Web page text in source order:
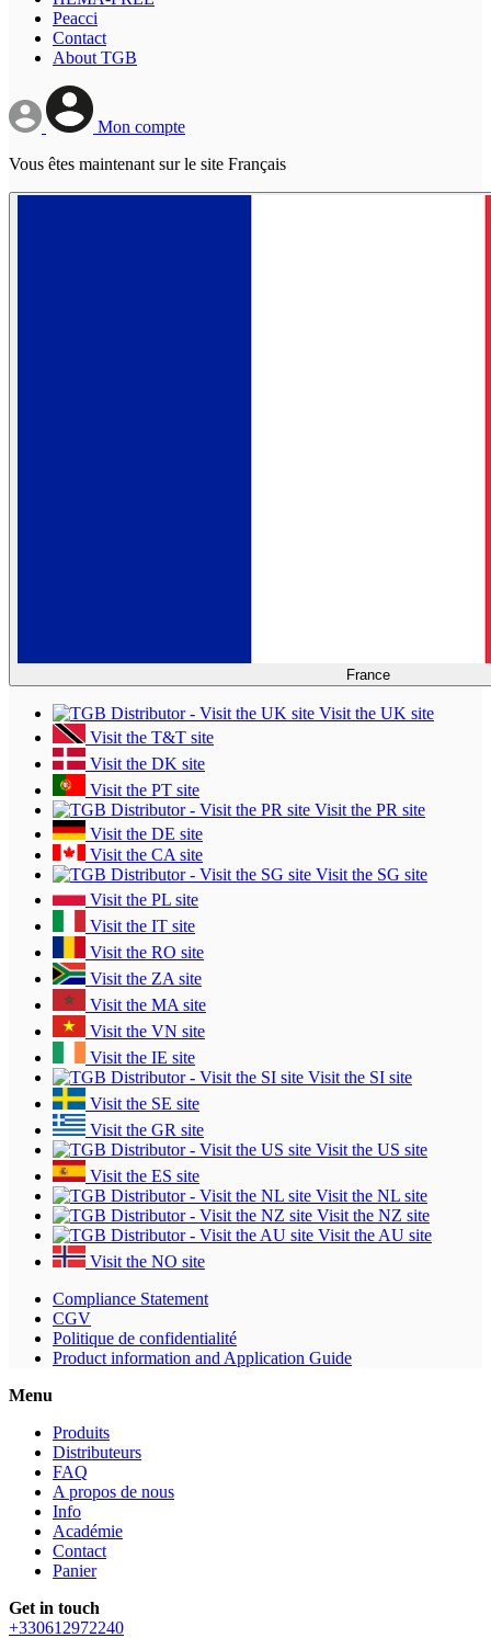
Peacci
Contact
About TGB
Mon compte
Vous êtes maintenant sur le site Français
France
Visit the UK site
Visit the T&T site
Visit the DK site
Visit the PT site
Visit the PR site
Visit the DE site
Visit the CA site
Visit the SG site
Visit the PL site
Visit the IT site
Visit the RO site
Visit the ZA site
Visit the MA site
Visit the VN site
Visit the IE site
Visit the SI site
Visit the SE site
Visit the GR site
Visit the US site
Visit the ES site
Visit the NL site
Visit the NZ site
Visit the AU site
Visit the NO site
Compliance Statement
CGV
Politique de confidentialité
Product information and Application Guide
Menu
Produits
Distributeurs
FAQ
A propos de nous
Info
Académie
Contact
Panier
Get in touch
+330612972240